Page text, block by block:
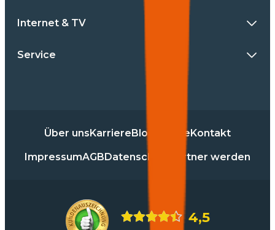
Internet & TV
Service
Über unsKarriereBlog PresseKontakt
ImpressumAGBDatenschutz Partner werden
4,5